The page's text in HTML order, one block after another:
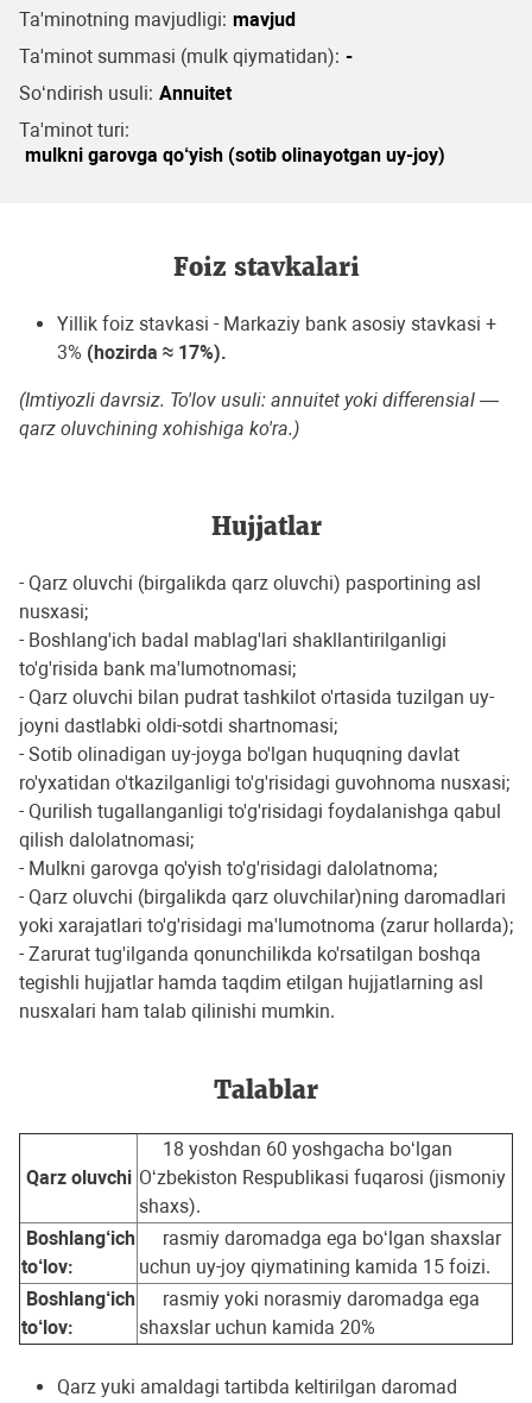
Ta'minotning mavjudligi: mavjud
Ta'minot summasi (mulk qiymatidan): -
So‘ndirish usuli: Annuitet
Ta'minot turi:
mulkni garovga qo‘yish (sotib olinayotgan uy-joy)
Foiz stavkalari
Yillik foiz stavkasi - Markaziy bank asosiy stavkasi +
3% (hozirda ≈ 17%).
(Imtiyozli davrsiz. To'lov usuli: annuitet yoki differensial —
qarz oluvchining xohishiga ko'ra.)
Hujjatlar
- Qarz oluvchi (birgalikda qarz oluvchi) pasportining asl
nusxasi;
- Boshlang'ich badal mablag'lari shakllantirilganligi
to'g'risida bank ma'lumotnomasi;
- Qarz oluvchi bilan pudrat tashkilot o'rtasida tuzilgan uy-
joyni dastlabki oldi-sotdi shartnomasi;
- Sotib olinadigan uy-joyga bo'lgan huquqning davlat
ro'yxatidan o'tkazilganligi to'g'risidagi guvohnoma nusxasi;
- Qurilish tugallanganligi to'g'risidagi foydalanishga qabul
qilish dalolatnomasi;
- Mulkni garovga qo'yish to'g'risidagi dalolatnoma;
- Qarz oluvchi (birgalikda qarz oluvchilar)ning daromadlari
yoki xarajatlari to'g'risidagi ma'lumotnoma (zarur hollarda);
- Zarurat tug'ilganda qonunchilikda ko'rsatilgan boshqa
tegishli hujjatlar hamda taqdim etilgan hujjatlarning asl
nusxalari ham talab qilinishi mumkin.
Talablar
Qarz oluvchi
18 yoshdan 60 yoshgacha bo‘lgan
O‘zbekiston Respublikasi fuqarosi (jismoniy
shaxs).
Boshlang‘ich
to‘lov:
rasmiy daromadga ega bo‘lgan shaxslar
uchun uy-joy qiymatining kamida 15 foizi.
Boshlang‘ich
to‘lov:
rasmiy yoki norasmiy daromadga ega
shaxslar uchun kamida 20%
Qarz yuki amaldagi tartibda keltirilgan daromad